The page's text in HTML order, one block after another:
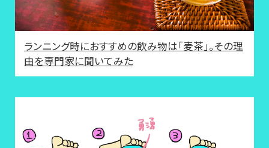
ランニング時におすすめの飲み物は「麦茶」。その理
由を専門家に聞いてみた